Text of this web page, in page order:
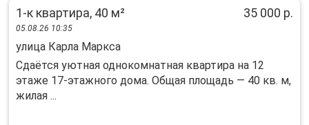
1-к квартира, 40 м² 35 000 р.
05.08.26 10:35
улица Карла Маркса
Сдаётся уютная однокомнатная квартира на 12
этаже 17-этажного дома. Общая площадь — 40 кв. м,
жилая ...